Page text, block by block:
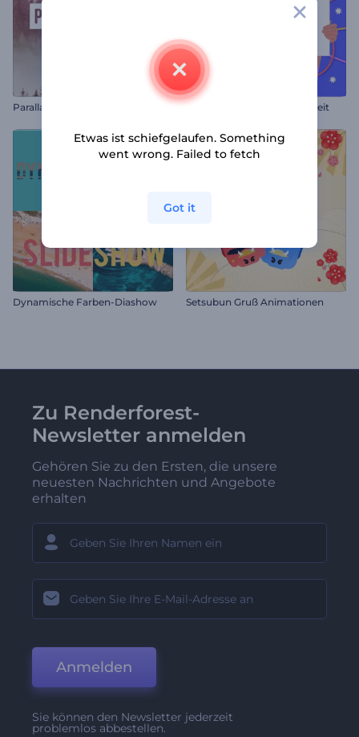
Parallaxenkreise Grußkarte zum Tag der Arbeit
Dynamische Farben-Diashow Setsubun Gruß Animationen
Zu Renderforest-
Newsletter anmelden
Gehören Sie zu den Ersten, die unsere
neuesten Nachrichten und Angebote
erhalten
Anmelden
Sie können den Newsletter jederzeit
problemlos abbestellen.
Etwas ist schiefgelaufen. Something
went wrong. Failed to fetch
Got it